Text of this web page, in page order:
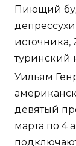
Пиющий
источника,
туринский
Уильям
девятый
марта по 4